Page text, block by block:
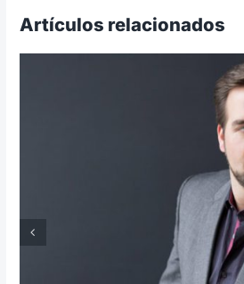
Artículos relacionados